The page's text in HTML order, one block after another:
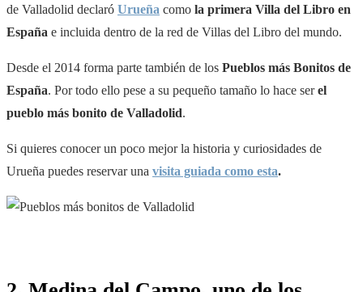
de Valladolid declaró Urueña como la primera Villa del Libro en
España e incluida dentro de la red de Villas del Libro del mundo.
Desde el 2014 forma parte también de los Pueblos más Bonitos de
España. Por todo ello pese a su pequeño tamaño lo hace serel
pueblo más bonito de Valladolid.
Si quieres conocer un poco mejor la historia y curiosidades de
Urueña puedes reservar una visita guiada como esta.